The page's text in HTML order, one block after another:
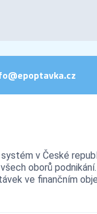
v České
oborů podnikání.
ve finančním